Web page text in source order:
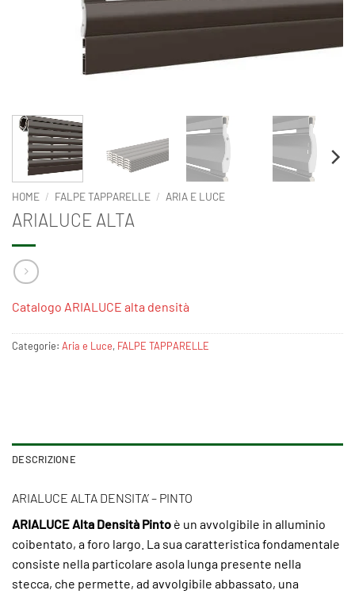
HOME / FALPE TAPPARELLE / ARIA E LUCE
ARIALUCE ALTA
Catalogo ARIALUCE alta densità
Categorie: Aria e Luce, FALPE TAPPARELLE
DESCRIZIONE
ARIALUCE ALTA DENSITA’ – PINTO
ARIALUCE Alta Densità Pinto è un avvolgibile in alluminio
coibentato, a foro largo. La sua caratteristica fondamentale
consiste nella particolare asola lunga presente nella
stecca, che permette, ad avvolgibile abbassato, una